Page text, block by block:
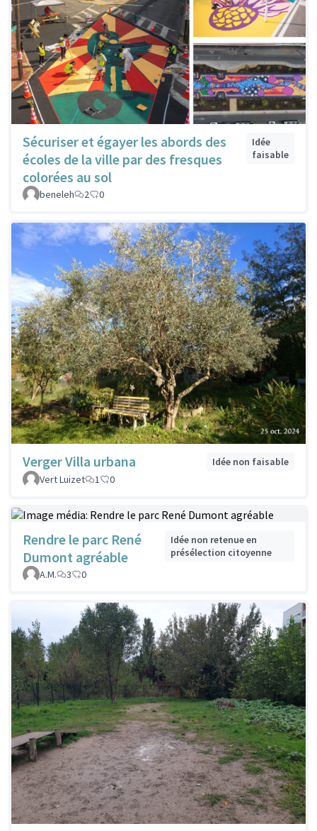
Sécuriser et égayer les abords des
écoles de la ville par des fresques
colorées au sol
Idée
faisable
beneleh 2 0
Verger Villa urbana
Idée non faisable
Vert Luizet
1 0
Rendre le parc René
Dumont agréable
Idée non retenue en
présélection citoyenne
A.M.
3 0